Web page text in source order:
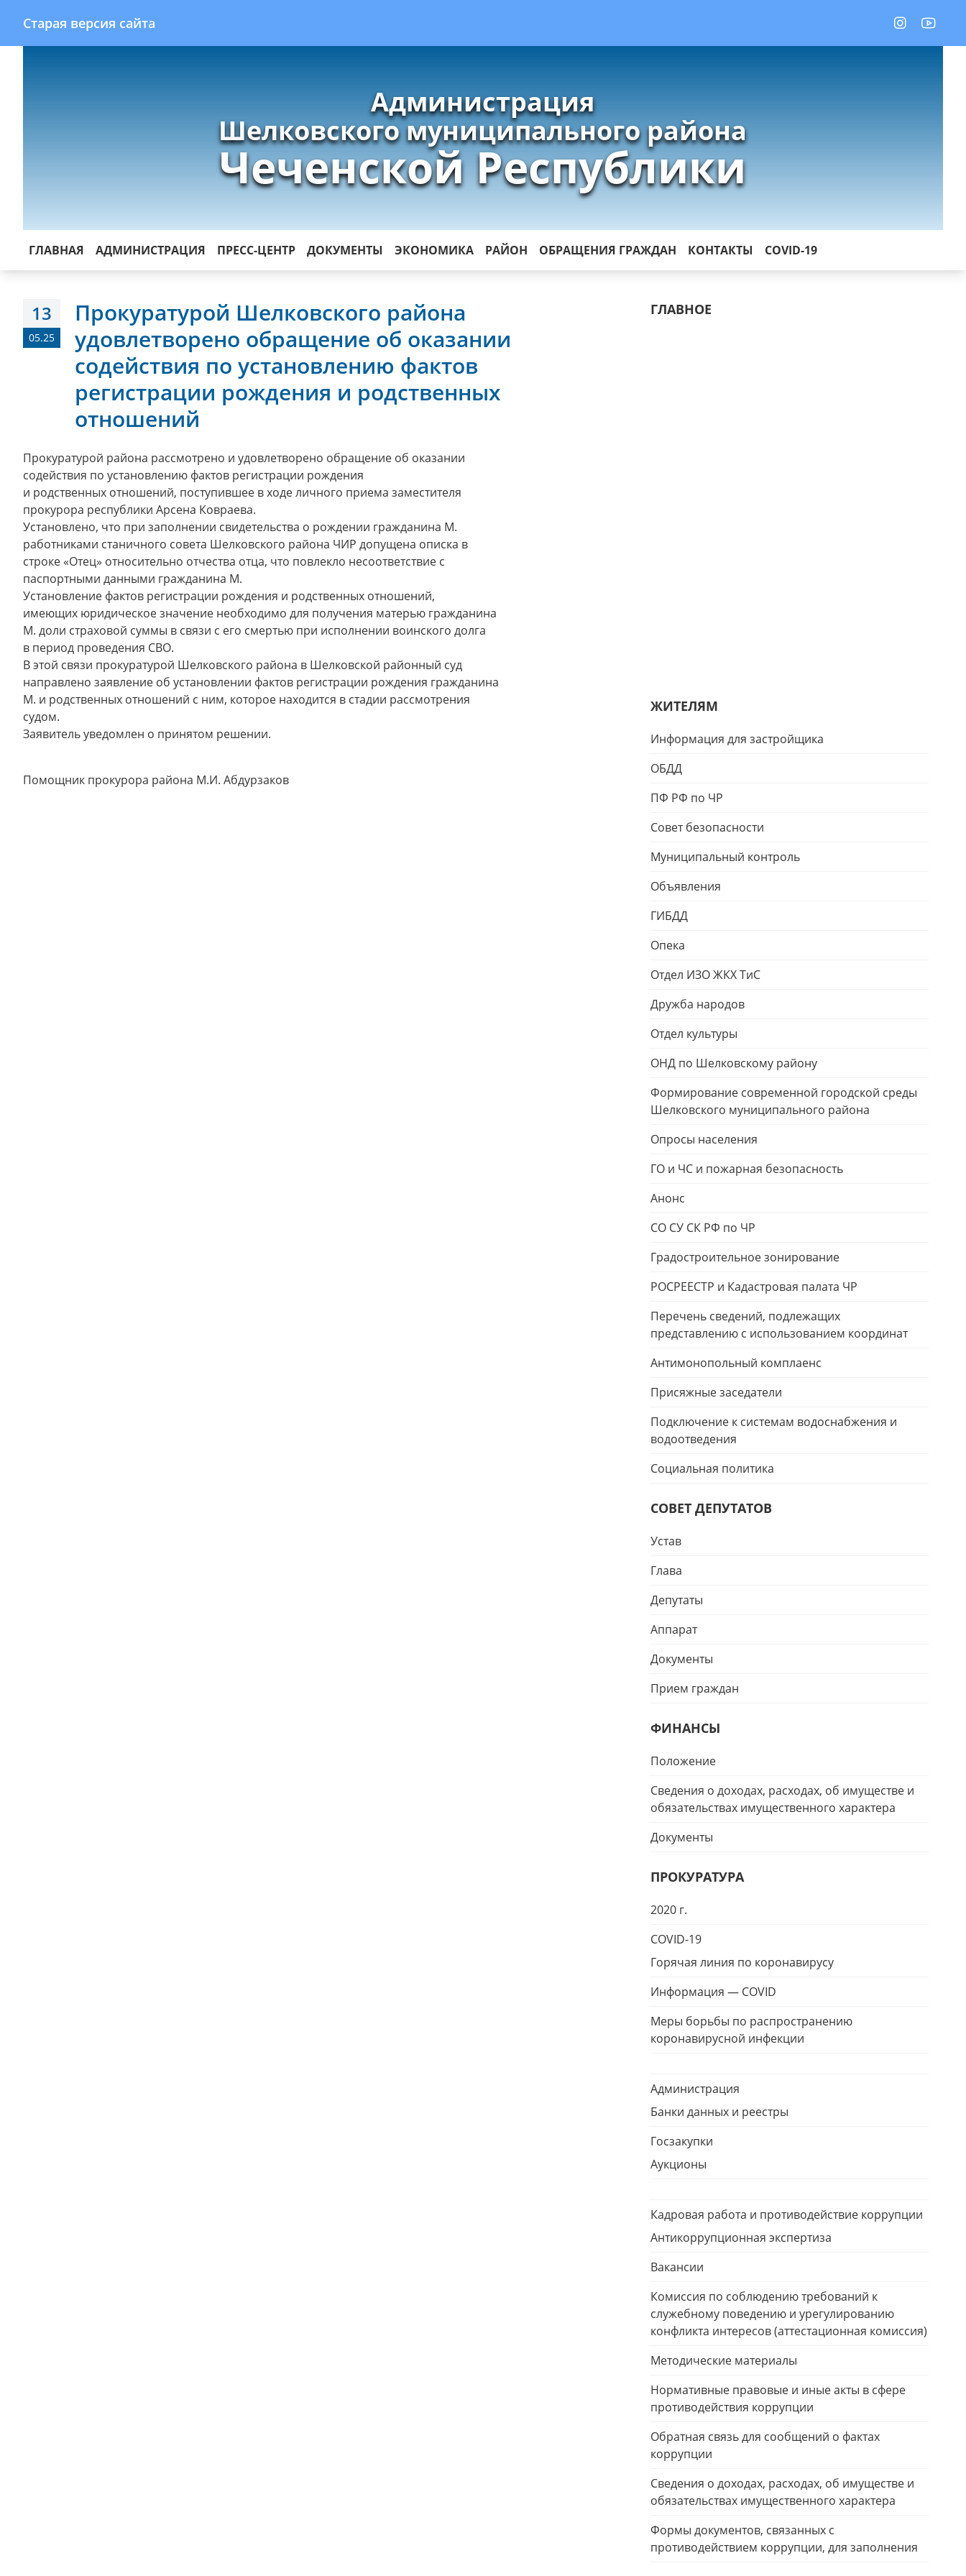
Старая версия сайта
Администрация
Шелковского муниципального района
Чеченской Республики
ГЛАВНАЯ АДМИНИСТРАЦИЯ ПРЕСС-ЦЕНТР ДОКУМЕНТЫ ЭКОНОМИКА РАЙОН ОБРАЩЕНИЯ ГРАЖДАН КОНТАКТЫ COVID-19
13
05.25
Прокуратурой Шелковского района
удовлетворено обращение об оказании
содействия по установлению фактов
регистрации рождения и родственных
отношений
Прокуратурой района рассмотрено и удовлетворено обращение об оказании
содействия по установлению фактов регистрации рождения
и родственных отношений, поступившее в ходе личного приема заместителя
прокурора республики Арсена Ковраева.
Установлено, что при заполнении свидетельства о рождении гражданина М.
работниками станичного совета Шелковского района ЧИР допущена описка в
строке «Отец» относительно отчества отца, что повлекло несоответствие с
паспортными данными гражданина М.
Установление фактов регистрации рождения и родственных отношений,
имеющих юридическое значение необходимо для получения матерью гражданина
М. доли страховой суммы в связи с его смертью при исполнении воинского долга
в период проведения СВО.
В этой связи прокуратурой Шелковского района в Шелковской районный суд
направлено заявление об установлении фактов регистрации рождения гражданина
М. и родственных отношений с ним, которое находится в стадии рассмотрения
судом.
Заявитель уведомлен о принятом решении.
Помощник прокурора района М.И. Абдурзаков
ГЛАВНОЕ
ЖИТЕЛЯМ
Информация для застройщика
ОБДД
ПФ РФ по ЧР
Совет безопасности
Муниципальный контроль
Объявления
ГИБДД
Опека
Отдел ИЗО ЖКХ ТиС
Дружба народов
Отдел культуры
ОНД по Шелковскому району
Формирование современной городской среды
Шелковского муниципального района
Опросы населения
ГО и ЧС и пожарная безопасность
Анонс
СО СУ СК РФ по ЧР
Градостроительное зонирование
РОСРЕЕСТР и Кадастровая палата ЧР
Перечень сведений, подлежащих
представлению с использованием координат
Антимонопольный комплаенс
Присяжные заседатели
Подключение к системам водоснабжения и
водоотведения
Социальная политика
СОВЕТ ДЕПУТАТОВ
Устав
Глава
Депутаты
Аппарат
Документы
Прием граждан
ФИНАНСЫ
Положение
Сведения о доходах, расходах, об имуществе и
обязательствах имущественного характера
Документы
ПРОКУРАТУРА
2020 г.
COVID-19
Горячая линия по коронавирусу
Информация — COVID
Меры борьбы по распространению
коронавирусной инфекции
Администрация
Банки данных и реестры
Госзакупки
Аукционы
Кадровая работа и противодействие коррупции
Антикоррупционная экспертиза
Вакансии
Комиссия по соблюдению требований к
служебному поведению и урегулированию
конфликта интересов (аттестационная комиссия)
Методические материалы
Нормативные правовые и иные акты в сфере
противодействия коррупции
Обратная связь для сообщений о фактах
коррупции
Сведения о доходах, расходах, об имуществе и
обязательствах имущественного характера
Формы документов, связанных с
противодействием коррупции, для заполнения